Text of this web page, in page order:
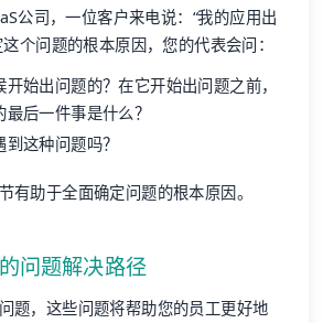
公司，一位客户来电说：“我的应用出
个问题的根本原因，您的代表会问：
始出问题的？在它开始出问题之前，
后一件事是什么？
这种问题吗？
有助于全面确定问题的根本原因。
问题解决路径
题，这些问题将帮助您的员工更好地